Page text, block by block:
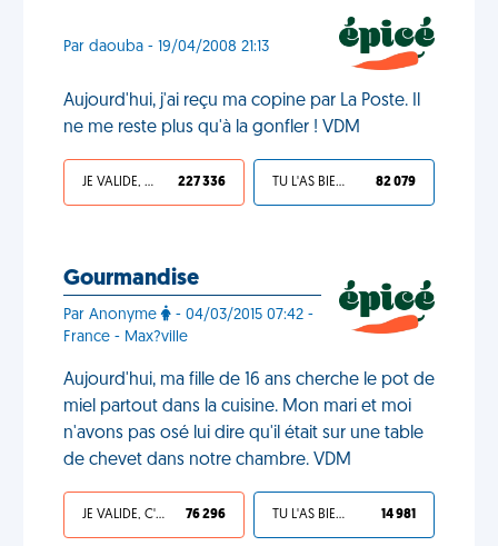
Par daouba - 19/04/2008 21:13
Aujourd'hui, j'ai reçu ma copine par La Poste. Il
ne me reste plus qu'à la gonfler ! VDM
JE VALIDE, C'EST UNE VDM 227 336 TU L'AS BIEN MÉRITÉ 82 079
Gourmandise
Par Anonyme
- 04/03/2015 07:42 -
France - Max?ville
Aujourd'hui, ma fille de 16 ans cherche le pot de
miel partout dans la cuisine. Mon mari et moi
n'avons pas osé lui dire qu'il était sur une table
de chevet dans notre chambre. VDM
JE VALIDE, C'EST UNE VDM 76 296 TU L'AS BIEN MÉRITÉ 14 981